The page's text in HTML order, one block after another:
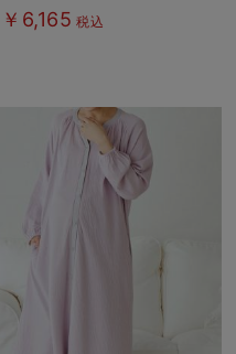
ティ・授乳パジャマ【出産後も長く
使える】
￥6,165 税込